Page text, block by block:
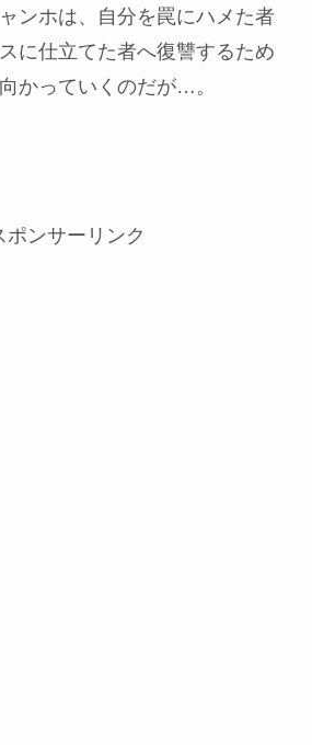
ンホは、自分を罠にハメた者
に仕立てた者へ復讐するため
かっていくのだが…。
ポンサーリンク